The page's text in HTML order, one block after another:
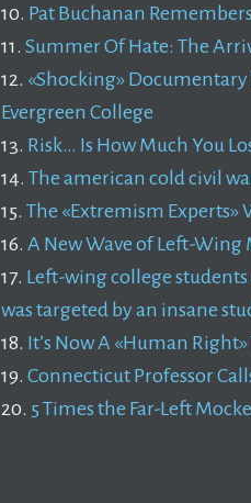
10. Pat Buchanan
11. Summer Of Hate: The
12. «Shocking» Documentary
Evergreen College
13. Risk… Is How Much You
14. The american cold civil
15. The «Extremism Experts»
16. A New Wave of Left-
17. Left-wing college
was targeted by an insane
18. It’s Now A «Human
19. Connecticut Professor
20. 5 Times the Far-Left